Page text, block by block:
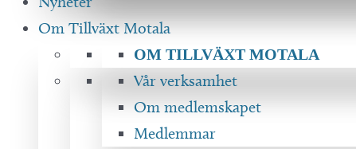
Om Tillväxt Motala
OM TILLVÄXT MOTALA
Vår verksamhet
Om medlemskapet
Medlemmar